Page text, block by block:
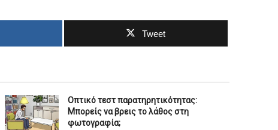
Tweet
Οπτικό τεστ παρατηρητικότητας:
Μπορείς να βρεις το λάθος στη
φωτογραφία;